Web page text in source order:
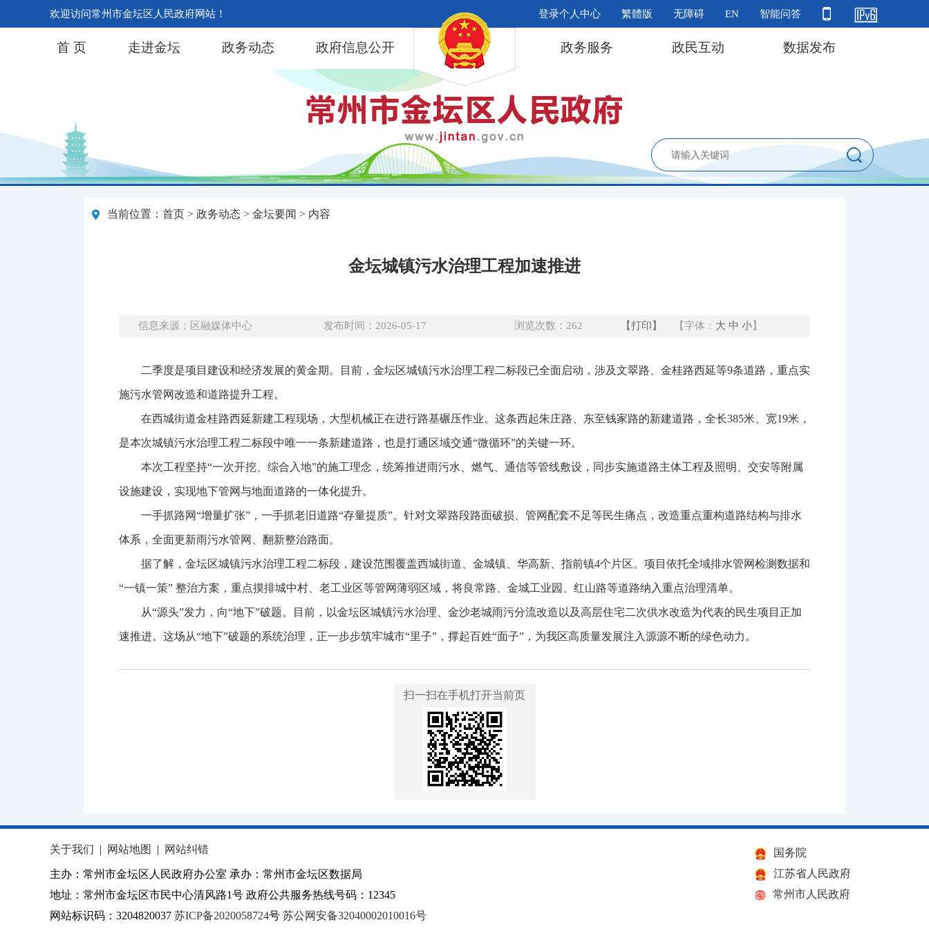
欢迎访问常州市金坛区人民政府网站！ 登录个人中心 繁體版 无障碍 EN 智能问答
首 页 走进金坛 政务动态 政府信息公开 政务服务 政民互动 数据发布
当前位置： 首页 > 政务动态 > 金坛要闻 > 内容
金坛城镇污水治理工程加速推进
信息来源：区融媒体中心 发布时间：2026-05-17 浏览次数： 262 【打印】 【字体： 大 中 小】
二季度是项目建设和经济发展的黄金期。目前，金坛区城镇污水治理工程二标段已全面启动，涉及文翠路、金桂路西延等9条道路，重点实
施污水管网改造和道路提升工程。
在西城街道金桂路西延新建工程现场，大型机械正在进行路基碾压作业。这条西起朱庄路、东至钱家路的新建道路，全长385米、宽19米，
是本次城镇污水治理工程二标段中唯一一条新建道路，也是打通区域交通“微循环”的关键一环。
本次工程坚持“一次开挖、综合入地”的施工理念，统筹推进雨污水、燃气、通信等管线敷设，同步实施道路主体工程及照明、交安等附属
设施建设，实现地下管网与地面道路的一体化提升。
一手抓路网“增量扩张”，一手抓老旧道路“存量提质”。针对文翠路段路面破损、管网配套不足等民生痛点，改造重点重构道路结构与排水
体系，全面更新雨污水管网、翻新整治路面。
据了解，金坛区城镇污水治理工程二标段，建设范围覆盖西城街道、金城镇、华高新、指前镇4个片区。项目依托全域排水管网检测数据和
“一镇一策” 整治方案，重点摸排城中村、老工业区等管网薄弱区域，将良常路、金城工业园、红山路等道路纳入重点治理清单。
从“源头”发力，向“地下”破题。目前，以金坛区城镇污水治理、金沙老城雨污分流改造以及高层住宅二次供水改造为代表的民生项目正加
速推进。这场从“地下”破题的系统治理，正一步步筑牢城市“里子”，撑起百姓“面子”，为我区高质量发展注入源源不断的绿色动力。
扫一扫在手机打开当前页
关于我们 | 网站地图 | 网站纠错
主办：常州市金坛区人民政府办公室 承办：常州市金坛区数据局
地址：常州市金坛区市民中心清风路1号 政府公共服务热线号码：12345
网站标识码：3204820037 苏ICP备2020058724号 苏公网安备32040002010016号
国务院
江苏省人民政府
常州市人民政府